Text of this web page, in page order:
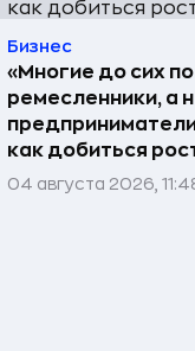
Бизнес
«Многие до сих
ремесленники, а
как добиться
04 августа 2026,